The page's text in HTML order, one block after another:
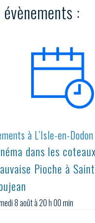
évènements :
à L’Isle-en-Dodon
dans les
Pioche à
8 août à 20 h 00 min